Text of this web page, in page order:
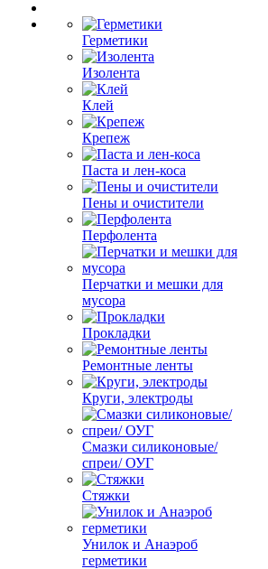
Герметики
Изолента
Клей
Крепеж
Паста и лен-коса
Пены и очистители
Перфолента
Перчатки и мешки для
мусора
Прокладки
Ремонтные ленты
Круги, электроды
Смазки силиконовые/
спреи/ ОУГ
Стяжки
Унилок и Анаэроб
герметики